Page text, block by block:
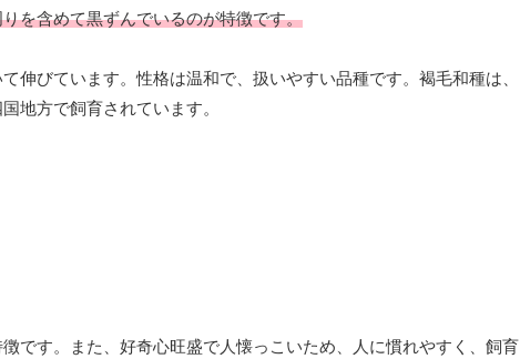
を含めて黒ずんでいるのが特徴です。
伸びています。性格は温和で、扱いやすい品種です。褐毛和種は、
地方で飼育されています。
です。また、好奇心旺盛で人懐っこいため、人に慣れやすく、飼育